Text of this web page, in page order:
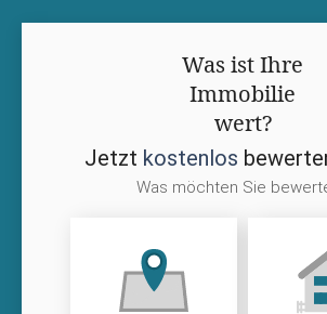
Was ist Ihre
Immobilie
wert?
Jetzt kostenlos
Was möchten Sie